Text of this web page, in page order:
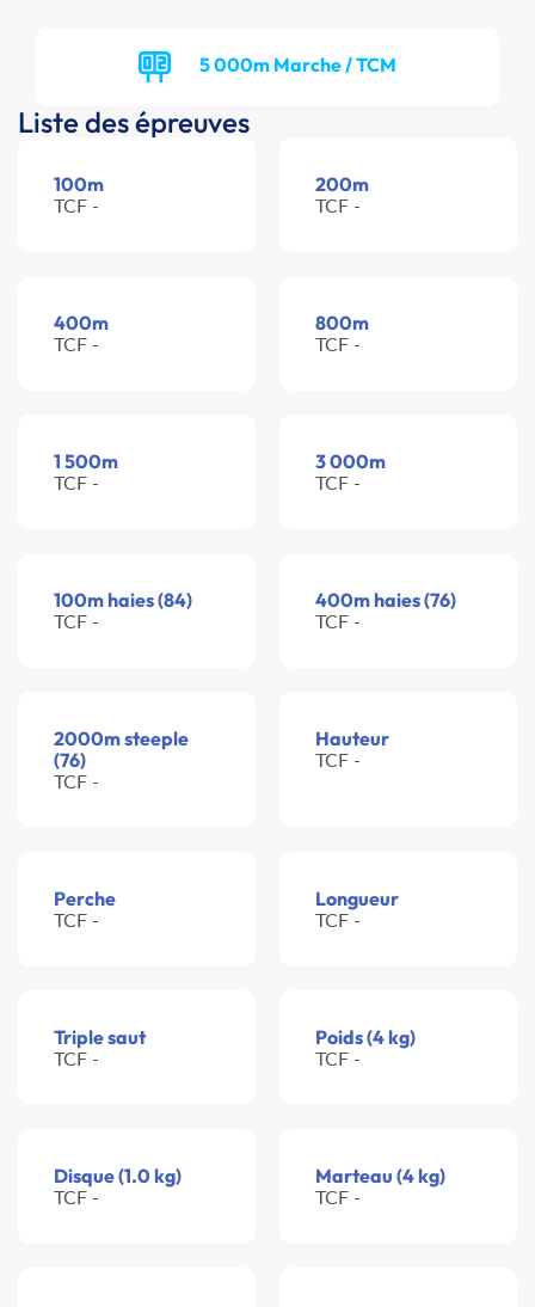
5 000m Marche / TCM
Liste des épreuves
100m
TCF -
200m
TCF -
400m
TCF -
800m
TCF -
1 500m
TCF -
3 000m
TCF -
100m haies (84)
TCF -
400m haies (76)
TCF -
2000m steeple
(76)
TCF -
Hauteur
TCF -
Perche
TCF -
Longueur
TCF -
Triple saut
TCF -
Poids (4 kg)
TCF -
Disque (1.0 kg)
TCF -
Marteau (4 kg)
TCF -